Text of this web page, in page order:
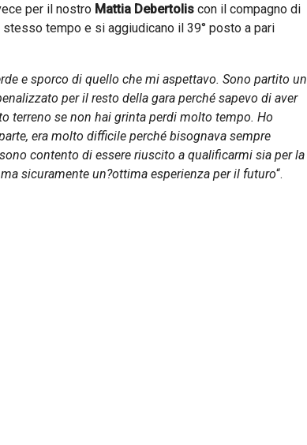
per il nostro Mattia Debertolis con il compagno di
tempo e si aggiudicano il 39° posto a pari
e sporco di quello che mi aspettavo. Sono partito un
per il resto della gara perché sapevo di aver
terreno se non hai grinta perdi molto tempo. Ho
era molto difficile perché bisognava sempre
contento di essere riuscito a qualificarmi sia per la
sicuramente un?ottima esperienza per il futuro“.